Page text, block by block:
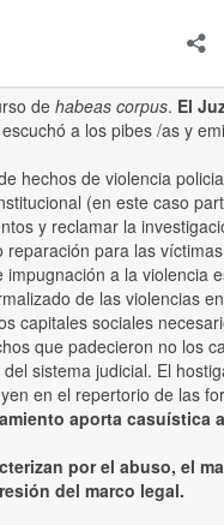
de habeas corpus. El
a los pibes /as y
hechos de violencia
(en este caso
y reclamar la
para las
a la violencia
de las violencias
capitales sociales
que padecieron no los
sistema judicial. El
en el repertorio de las
aporta casuística
por el abuso, el
del marco legal.